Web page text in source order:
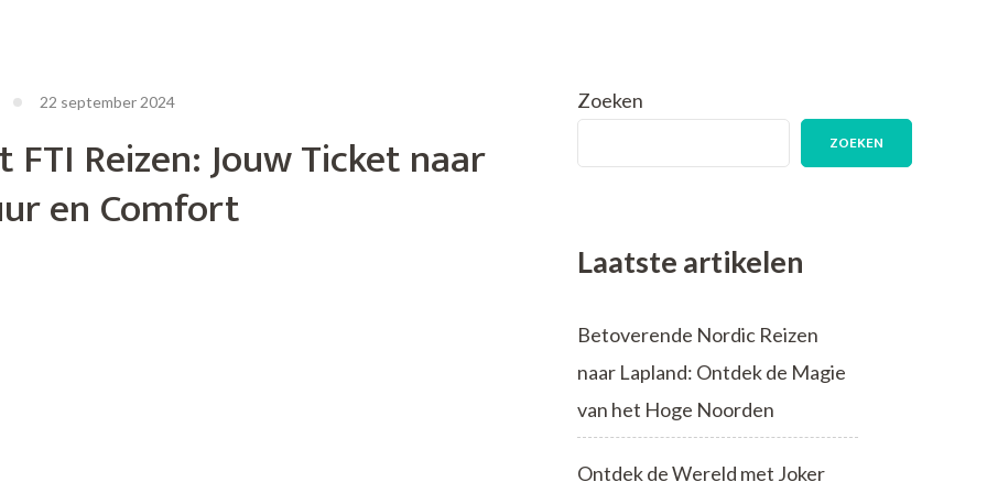
22 september 2024
Reizen: Jouw Ticket naar
en Comfort
Zoeken
ZOEKEN
Laatste artikelen
Betoverende Nordic Reizen
naar Lapland: Ontdek de Magie
van het Hoge Noorden
Ontdek de Wereld met Joker